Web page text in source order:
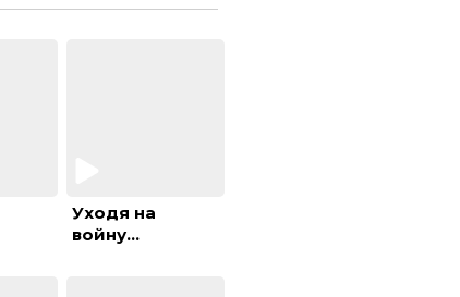
Уходя на
войну...